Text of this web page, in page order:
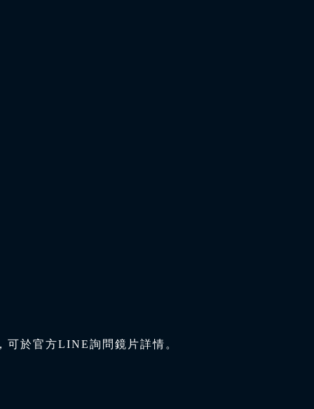
可於官方LINE詢問鏡片詳情。